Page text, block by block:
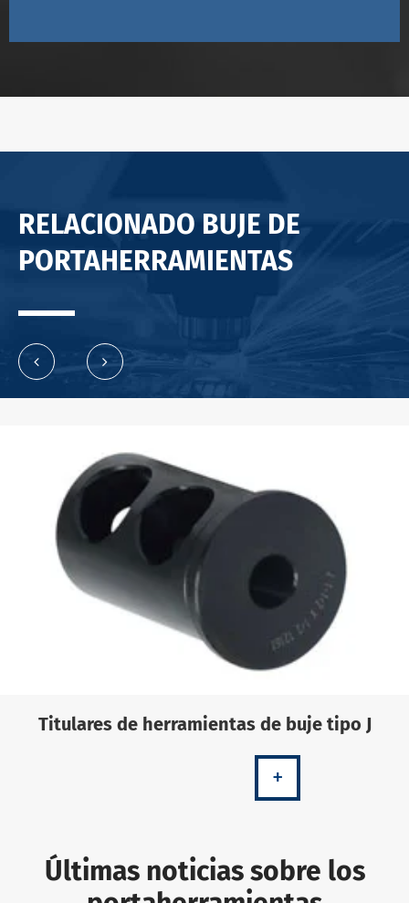
RELACIONADO BUJE DE
PORTAHERRAMIENTAS
Titulares de herramientas de buje tipo J
+
Últimas noticias sobre los